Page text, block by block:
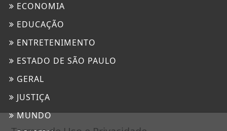
ECONOMIA
EDUCAÇÃO
ENTRETENIMENTO
ESTADO DE SÃO PAULO
GERAL
JUSTIÇA
MUNDO